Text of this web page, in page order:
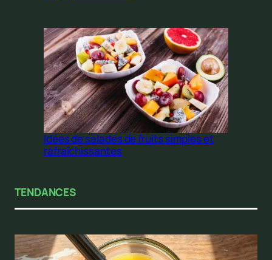
Idées de salades de fruits simples et
rafraîchissantes
TENDANCES